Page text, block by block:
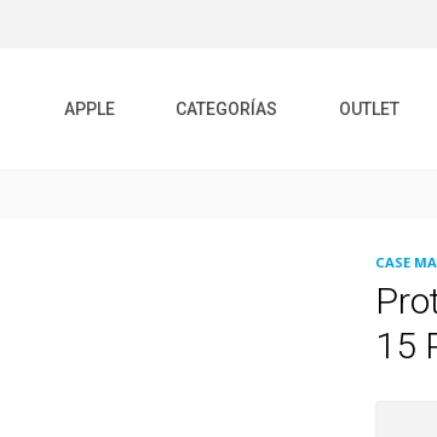
APPLE CATEGORÍAS OUTLET
CASE
15